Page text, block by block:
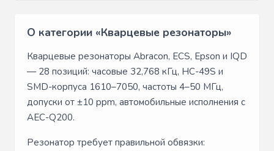
О категории «Кварцевые резонаторы»
Кварцевые резонаторы Abracon, ECS, Epson и IQD
— 28 позиций: часовые 32,768 кГц, HC-49S и
SMD-корпуса 1610–7050, частоты 4–50 МГц,
допуски от ±10 ppm, автомобильные исполнения с
AEC-Q200.
Резонатор требует правильной обвязки: